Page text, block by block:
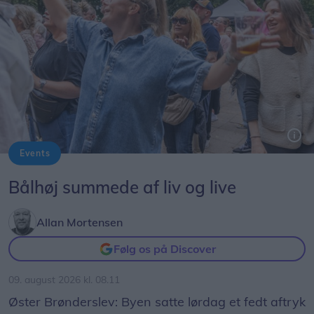
Events
Bålhøj summede af liv og live
Allan Mortensen
Følg os på Discover
09. august 2026 kl. 08.11
Øster Brønderslev: Byen satte lørdag et fedt aftryk